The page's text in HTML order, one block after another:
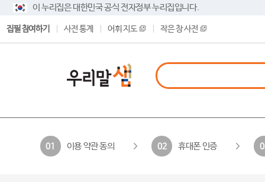
이 누리집은 대한민국 공식 전자정부 누리집입니다.
집필 참여하기 사전 통계 어휘 지도 작은 창 사전
01 이용 약관 동의 02 휴대폰 인증